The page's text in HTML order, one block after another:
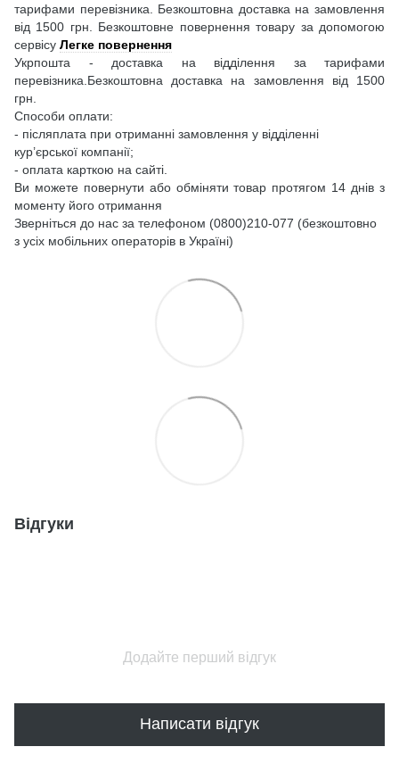
тарифами перевізника. Безкоштовна доставка на замовлення
від 1500 грн. Безкоштовне повернення товару за допомогою
сервісу Легке повернення
Укрпошта - доставка на відділення за тарифами
перевізника.Безкоштовна доставка на замовлення від 1500
грн.
Способи оплати:
- післяплата при отриманні замовлення у відділенні
кур’єрської компанії;
- оплата карткою на сайті.
Ви можете повернути або обміняти товар протягом 14 днів з
моменту його отримання
Зверніться до нас за телефоном (0800)210-077 (безкоштовно
з усіх мобільних операторів в Україні)
Відгуки
Додайте перший відгук
Написати відгук